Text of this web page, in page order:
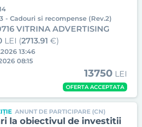
- Cadouri si recompense (Rev.2)
VITRINA ADVERTISING
LEI (2713.91 €)
13:46
08:15
13750 LEI
OFERTA ACCEPTATA
ANUNT DE PARTICIPARE (CN)
la obiectivul de investitii